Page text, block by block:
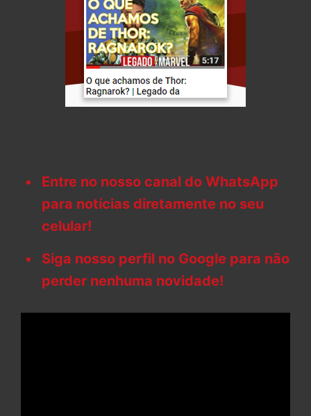
Entre no nosso canal do WhatsApp
para notícias diretamente no seu
celular!
Siga nosso perfil no Google para não
perder nenhuma novidade!